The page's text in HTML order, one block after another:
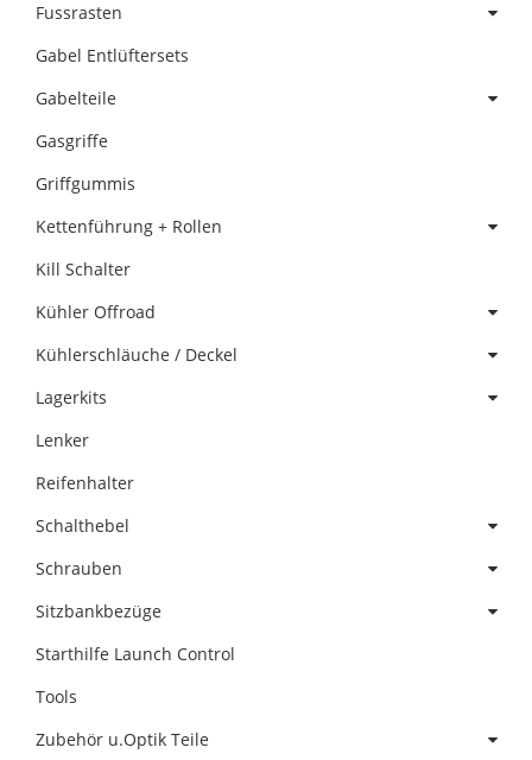
Fussrasten
Gabel Entlüftersets
Gabelteile
Gasgriffe
Griffgummis
Kettenführung + Rollen
Kill Schalter
Kühler Offroad
Kühlerschläuche / Deckel
Lagerkits
Lenker
Reifenhalter
Schalthebel
Schrauben
Sitzbankbezüge
Starthilfe Launch Control
Tools
Zubehör u.Optik Teile